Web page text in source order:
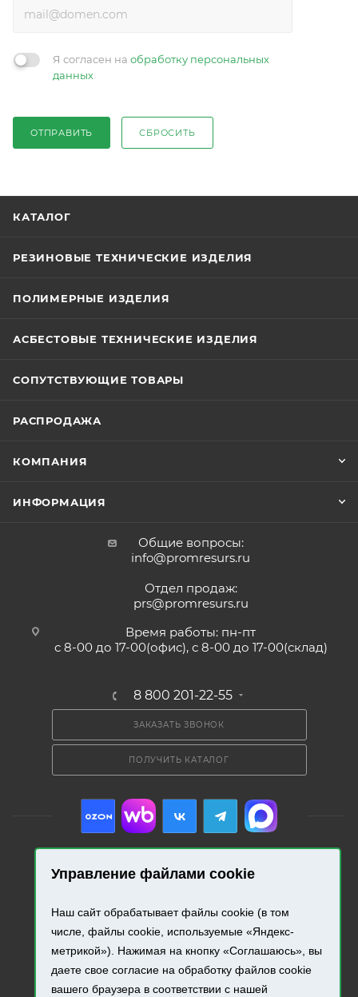
Управление файлами cookie
Наш сайт обрабатывает файлы cookie (в том
числе, файлы cookie, используемые «Яндекс-
метрикой»). Нажимая на кнопку «Соглашаюсь», вы
даете свое согласие на обработку файлов cookie
вашего браузера в соответствии с нашей
Я согласен на обработку персональных
данных
ОТПРАВИТЬ СБРОСИТЬ
КАТАЛОГ
РЕЗИНОВЫЕ ТЕХНИЧЕСКИЕ ИЗДЕЛИЯ
ПОЛИМЕРНЫЕ ИЗДЕЛИЯ
АСБЕСТОВЫЕ ТЕХНИЧЕСКИЕ ИЗДЕЛИЯ
СОПУТСТВУЮЩИЕ ТОВАРЫ
РАСПРОДАЖА
КОМПАНИЯ
ИНФОРМАЦИЯ
Общие вопросы:
info@promresurs.ru
Отдел продаж:
prs@promresurs.ru
Время работы: пн-пт
с 8-00 до 17-00(офис), с 8-00 до 17-00(склад)
8 800 201-22-55
ЗАКАЗАТЬ ЗВОНОК
ПОЛУЧИТЬ КАТАЛОГ
2026 © «Промресурс». Все права защищены.
Разработка и продвижение сайта.